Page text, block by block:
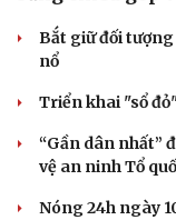
Di sản
Bắt giữ đối
nổ
Triển khai "sổ
“Gần dân nhất”
vệ an ninh Tổ
Nóng 24h ngày